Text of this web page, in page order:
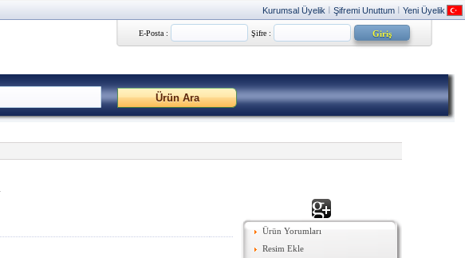
Kurumsal Üyelik Şifremi Unuttum Yeni Üyelik
E-Posta : Şifre :
Ürün Yorumları
Resim Ekle